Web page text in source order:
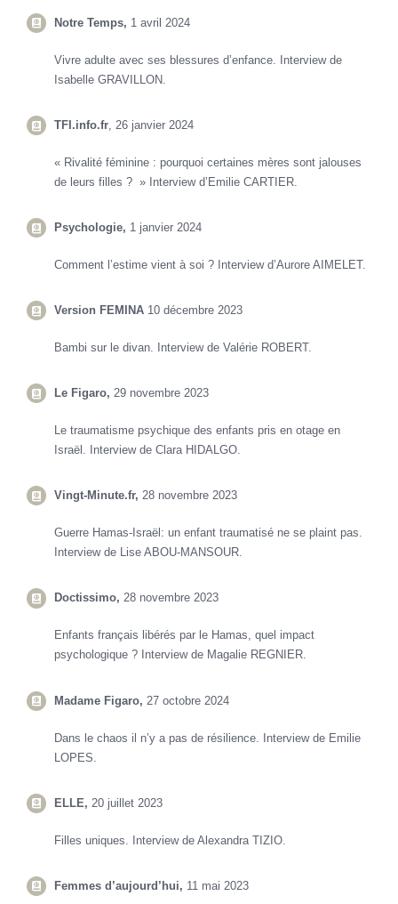
Notre Temps, 1 avril 2024
Vivre adulte avec ses blessures d’enfance. Interview de
Isabelle GRAVILLON.
TFI.info.fr, 26 janvier 2024
« Rivalité féminine : pourquoi certaines mères sont jalouses
de leurs filles ? » Interview d’Emilie CARTIER.
Psychologie, 1 janvier 2024
Comment l’estime vient à soi ? Interview d’Aurore AIMELET.
Version FEMINA 10 décembre 2023
Bambi sur le divan. Interview de Valérie ROBERT.
Le Figaro, 29 novembre 2023
Le traumatisme psychique des enfants pris en otage en
Israël. Interview de Clara HIDALGO.
Vingt-Minute.fr,28 novembre 2023
Guerre Hamas-Israël: un enfant traumatisé ne se plaint pas.
Interview de Lise ABOU-MANSOUR.
Doctissimo,28 novembre 2023
Enfants français libérés par le Hamas,quel impact
psychologique ? Interview de Magalie REGNIER.
Madame Figaro, 27 octobre 2024
Dans le chaos il n’y a pas de résilience. Interview de Emilie
LOPES.
ELLE, 20 juillet 2023
Filles uniques. Interview de Alexandra TIZIO.
Femmes d’aujourd’hui, 11 mai 2023